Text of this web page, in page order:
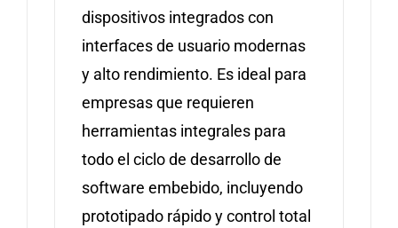
dispositivos integrados con
interfaces de usuario modernas
y alto rendimiento. Es ideal para
empresas que requieren
herramientas integrales para
todo el ciclo de desarrollo de
software embebido, incluyendo
prototipado rápido y control total